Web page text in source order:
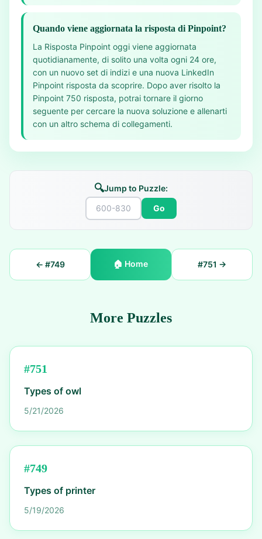
Quando viene aggiornata la risposta di Pinpoint?
La Risposta Pinpoint oggi viene aggiornata
quotidianamente, di solito una volta ogni 24 ore,
con un nuovo set di indizi e una nuova LinkedIn
Pinpoint risposta da scoprire. Dopo aver risolto la
Pinpoint 750 risposta, potrai tornare il giorno
seguente per cercare la nuova soluzione e allenarti
con un altro schema di collegamenti.
🔍Jump to Puzzle:
Go
← #749 🏠 Home #751 →
More Puzzles
#751
Types of owl
5/21/2026
#749
Types of printer
5/19/2026